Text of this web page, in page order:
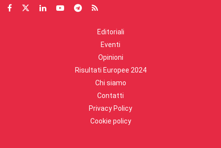
Editoriali
Eventi
Opinioni
Risultati Europee 2024
Chi siamo
Contatti
Privacy Policy
Cookie policy